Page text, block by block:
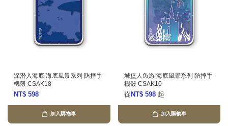
深潛入海底 海底風景系列 防摔手
機殼 CSAK18
NT$ 598
加入購物車
城堡人魚游 海底風景系列 防摔手
機殼 CSAK10
從 NT$ 598 起
加入購物車